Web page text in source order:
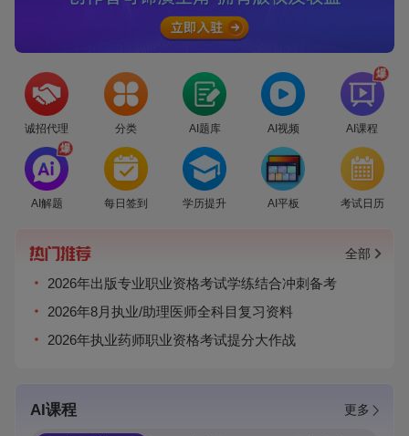
诚招代理 分类 AI题库 AI视频
爆
AI课程
爆
AI解题 每日签到 学历提升 AI平板 考试日历
全部
2026年出版专业职业资格考试学练结合冲刺备考
2026年8月执业/助理医师全科目复习资料
2026年执业药师职业资格考试提分大作战
AI课程 更多